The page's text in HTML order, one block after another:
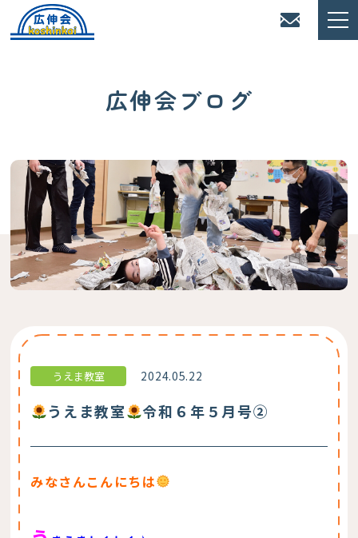
広伸会ブログ
うえま教室 2024.05.22
うえま教室 令和６年５月号②
みなさんこんにちは